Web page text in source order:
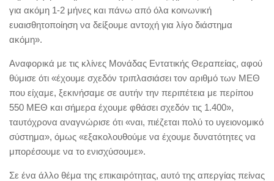
για ακόμη 1-2 μήνες και πάνω από όλα κοινωνική
ευαισθητοποίηση να δείξουμε αντοχή για λίγο διάστημα
ακόμη».
Αναφορικά με τις κλίνες Μονάδας Εντατικής Θεραπείας, αφού
θύμισε ότι «έχουμε σχεδόν τριπλασιάσει τον αριθμό των ΜΕΘ
που είχαμε, ξεκινήσαμε σε αυτήν την περιπέτεια με περίπου
550 ΜΕΘ και σήμερα έχουμε φθάσει σχεδόν τις 1.400»,
ταυτόχρονα αναγνώρισε ότι «ναι, πιέζεται πολύ το υγειονομικό
σύστημα», όμως «εξακολουθούμε να έχουμε δυνατότητες να
μπορέσουμε να το ενισχύσουμε».
Σε ένα άλλο θέμα της επικαιρότητας, αυτό της απεργίας πείνας